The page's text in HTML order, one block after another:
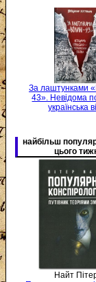
За лаштунками
43». Невідома
українська
найбільш
цього
Найт